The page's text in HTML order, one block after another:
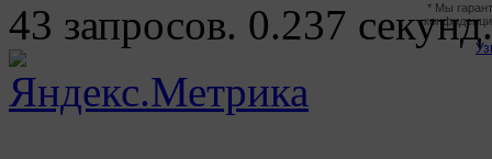
* Мы
43 запросов. 0.237 секунд.